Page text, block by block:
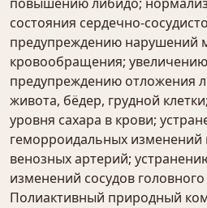
состояния сердечно-
предупреждению нарушений
кровообращения;
предупреждению отложения
живота, бёдер, грудной
уровня сахара в крови;
геморроидальных изменений
венозных артерий;
изменений сосудов
Полиактивный природный